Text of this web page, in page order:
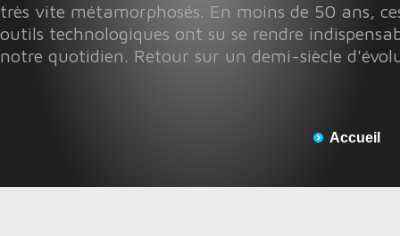
très vite métamorphosés. En moins de 50 ans,
outils technologiques ont su se rendre
notre quotidien. Retour sur un demi-siècle
Accueil